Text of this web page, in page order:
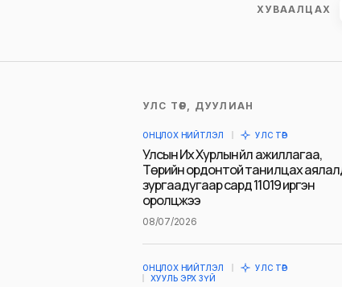
ХУВААЛЦАХ
УЛС ТӨР, ДУУЛИАН
ОНЦЛОХ НИЙТЛЭЛ УЛС ТӨР
Улсын Их Хурлын үйл ажиллагаа,
Төрийн ордонтой танилцах
зургаадугаар сард 11019 иргэн
оролцжээ
08/07/2026
ОНЦЛОХ НИЙТЛЭЛ
УЛС ТӨР
ХУУЛЬ ЭРХ ЗҮЙ